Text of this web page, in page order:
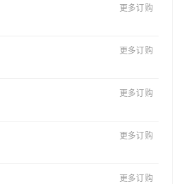
更多订购
更多订购
更多订购
更多订购
更多订购